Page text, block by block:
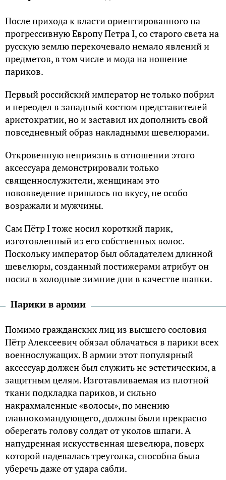
После прихода к власти ориентированного на
прогрессивную Европу Петра I, со старого света на
русскую землю перекочевало немало явлений и
предметов, в том числе и мода на ношение
париков.
Первый российский император не только побрил
и переодел в западный костюм представителей
аристократии, но и заставил их дополнить свой
повседневный образ накладными шевелюрами.
Откровенную неприязнь в отношении этого
аксессуара демонстрировали только
священнослужители, женщинам это
нововведение пришлось по вкусу, не особо
возражали и мужчины.
Сам Пётр I тоже носил короткий парик,
изготовленный из его собственных волос.
Поскольку император был обладателем длинной
шевелюры, созданный постижерами атрибут он
носил в холодные зимние дни в качестве шапки.
Парики в армии
Помимо гражданских лиц из высшего сословия
Пётр Алексеевич обязал облачаться в парики всех
военнослужащих. В армии этот популярный
аксессуар должен был служить не эстетическим, а
защитным целям. Изготавливаемая из плотной
ткани подкладка париков, и сильно
накрахмаленные «волосы», по мнению
главнокомандующего, должны были прекрасно
оберегать голову солдат от уколов шпаги. А
напудренная искусственная шевелюра, поверх
которой надевалась треуголка, способна была
уберечь даже от удара сабли.